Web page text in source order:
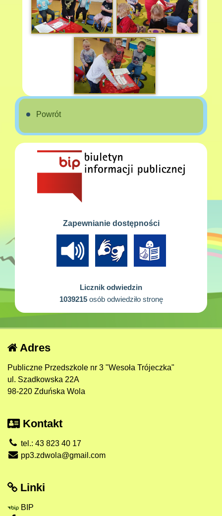
Powrót
Zapewnianie dostępności
Licznik odwiedzin
1039215osób odwiedziło stronę
Adres
Publiczne Przedszkole nr 3 "Wesoła Trójeczka"
ul. Szadkowska 22A
98-220 Zduńska Wola
Kontakt
tel.: 43 823 40 17
pp3.zdwola@gmail.com
Linki
BIP